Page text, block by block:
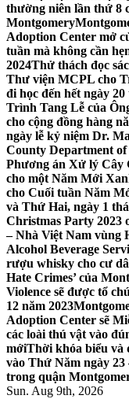
thường niên lần thứ 8
Montgomery
Adoption Center mở
tuần mà không cần
2024Thử thách đọc
Thư viện MCPL cho
đi học đến hết ngày
Trình Tang Lễ của
cho cộng đồng hàng
ngày lễ kỷ niệm Dr.
County Department
Phương án Xử lý Cây
cho một Năm Mới
cho Cuối tuần Năm
và Thứ Hai, ngày 1
Christmas Party 2023
– Nhà Việt Nam vùng
Alcohol Beverage
rượu whisky cho cư
Hate Crimes’ của
Violence sẽ được tổ
12 năm 2023
Adoption Center sẽ
các loài thú vật vào
mớiThời khóa biểu và
vào Thứ Năm ngày 23
trong quận
Sun. Aug 9th, 2026